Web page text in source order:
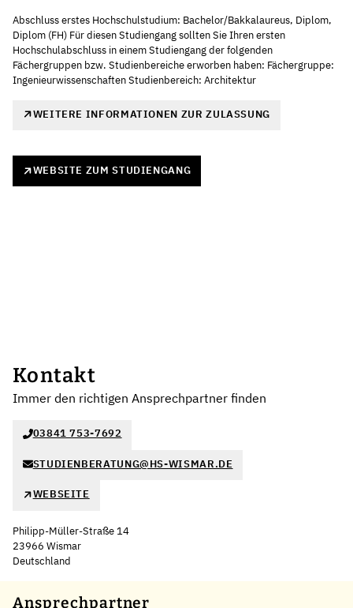
Abschluss erstes Hochschulstudium: Bachelor/Bakkalaureus, Diplom,
Diplom (FH) Für diesen Studiengang sollten Sie Ihren ersten
Hochschulabschluss in einem Studiengang der folgenden
Fächergruppen bzw. Studienbereiche erworben haben: Fächergruppe:
Ingenieurwissenschaften Studienbereich: Architektur
WEITERE INFORMATIONEN ZUR ZULASSUNG
WEBSITE ZUM STUDIENGANG
Kontakt
Immer den richtigen Ansprechpartner finden
03841 753-7692
STUDIENBERATUNG@HS-WISMAR.DE
WEBSEITE
Philipp-Müller-Straße 14
23966 Wismar
Deutschland
+
Ansprechpartner